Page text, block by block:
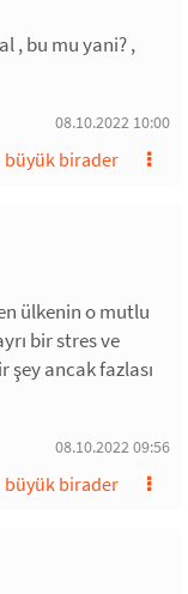
, bu mu yani? ,
08.10.2022 10:00
büyük birader
ülkenin o mutlu
bir stres ve
şey ancak fazlası
08.10.2022 09:56
büyük birader